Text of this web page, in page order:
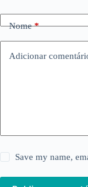
Nome*
Adicionar
Save my name,